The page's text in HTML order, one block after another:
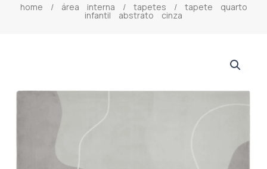
home / área interna / tapetes / tapete quarto
infantil abstrato cinza